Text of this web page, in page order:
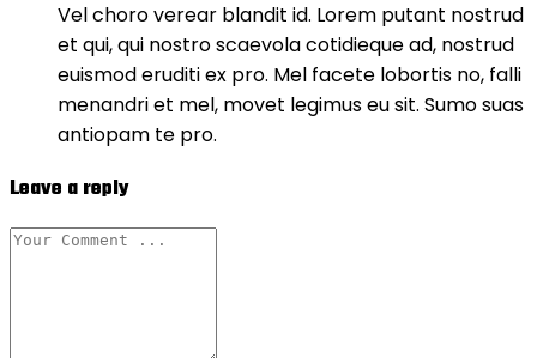
Vel choro verear blandit id. Lorem putant nostrud
et qui, qui nostro scaevola cotidieque ad, nostrud
euismod eruditi ex pro. Mel facete lobortis no, falli
menandri et mel, movet legimus eu sit. Sumo suas
antiopam te pro.
Leave a reply